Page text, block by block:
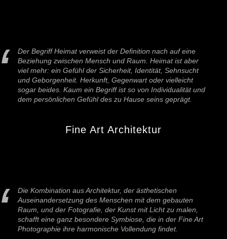
Der Begriff Heimat verweist der Definition nach auf eine
Beziehung zwischen Mensch und Raum. Heimat ist aber
viel mehr: ein Gefühl der Sicherheit, Identität, Sehnsucht
und Geborgenheit. Herkunft, Gegenwart oder vielleicht
sogar beides. Kaum ein Begriff ist so von Individualität und
dem persönlichen Gefühl des zu Hause seins geprägt.
Fine Art Architektur
Die Kombination aus Architektur, der ästhetischen
Auseinandersetzung des Menschen mit dem gebauten
Raum, und der Fotografie, der Kunst mit Licht zu malen,
schafft eine ganz besondere Symbiose, die in der Fine Art
Photographie ihre harmonische Vollendung findet.